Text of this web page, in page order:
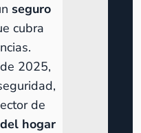
seguro
cubra
2025,
de
hogar